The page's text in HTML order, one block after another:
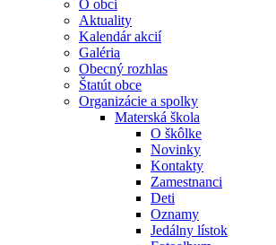
O obci
Aktuality
Kalendár akcií
Galéria
Obecný rozhlas
Štatút obce
Organizácie a spolky
Materská škola
O škôlke
Novinky
Kontakty
Zamestnanci
Deti
Oznamy
Jedálny lístok